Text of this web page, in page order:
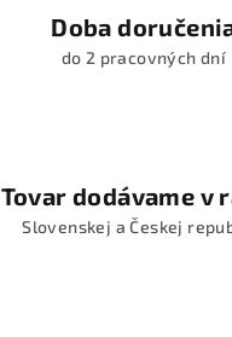
Doba
do 2 pracovných dní
Tovar dodávame v
Slovenskej a Českej